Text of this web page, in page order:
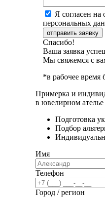
Я согласен на
персональных
отправить заявку
Спасибо!
Ваша заявка
Мы свяжемся с
*в рабочее
Примерка и
в ювелирном ателье
Подготовка
Подбор
Имя
Телефон
Город / регион